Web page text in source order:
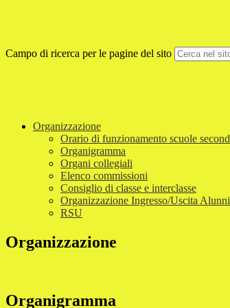
Campo di ricerca per le pagine del sito
Organizzazione
Orario di funzionamento scuole
Organigramma
Organi collegiali
Elenco commissioni
Consiglio di classe e interclasse
Organizzazione Ingresso/Uscita Alunni
RSU
Organizzazione
Organigramma